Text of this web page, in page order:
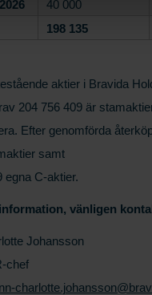
ID och datum för när du
40 000
198 135
aktier i Bravida
204 756 409 är
Efter genomförda
samt
egna C-aktier.
vänligen
Johansson
chef